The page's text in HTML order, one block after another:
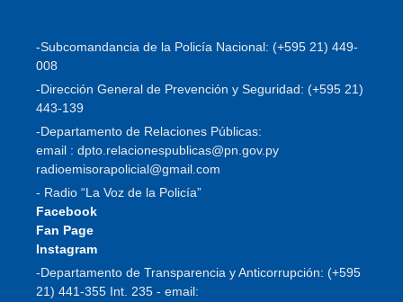
-Subcomandancia de la Policía Nacional: (+595 21) 449-
008
-Dirección General de Prevención y Seguridad: (+595 21)
443-139
-Departamento de Relaciones Públicas:
email : dpto.relacionespublicas@pn.gov.py
radioemisorapolicial@gmail.com
- Radio “La Voz de la Policía”
Facebook
Fan Page
Instagram
-Departamento de Transparencia y Anticorrupción: (+595
21) 441-355 Int. 235 - email: